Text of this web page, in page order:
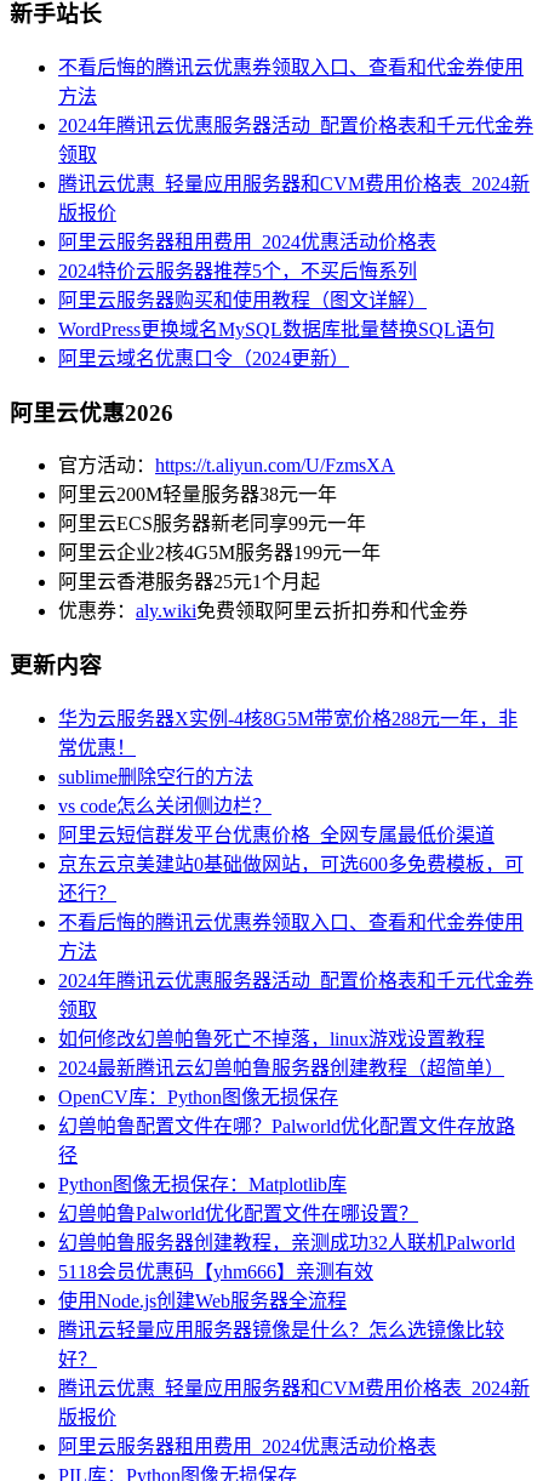
新手站长
不看后悔的腾讯云优惠券领取入口、查看和代金券使用
方法
2024年腾讯云优惠服务器活动_配置价格表和千元代金券
领取
腾讯云优惠_轻量应用服务器和CVM费用价格表_2024新
版报价
阿里云服务器租用费用_2024优惠活动价格表
2024特价云服务器推荐5个，不买后悔系列
阿里云服务器购买和使用教程（图文详解）
WordPress更换域名MySQL数据库批量替换SQL语句
阿里云域名优惠口令（2024更新）
阿里云优惠2026
官方活动： https://t.aliyun.com/U/FzmsXA
阿里云200M轻量服务器38元一年
阿里云ECS服务器新老同享99元一年
阿里云企业2核4G5M服务器199元一年
阿里云香港服务器25元1个月起
优惠券： aly.wiki免费领取阿里云折扣券和代金券
更新内容
华为云服务器X实例-4核8G5M带宽价格288元一年，非
常优惠！
sublime删除空行的方法
vs code怎么关闭侧边栏？
阿里云短信群发平台优惠价格_全网专属最低价渠道
京东云京美建站0基础做网站，可选600多免费模板，可
还行？
不看后悔的腾讯云优惠券领取入口、查看和代金券使用
方法
2024年腾讯云优惠服务器活动_配置价格表和千元代金券
领取
如何修改幻兽帕鲁死亡不掉落，linux游戏设置教程
2024最新腾讯云幻兽帕鲁服务器创建教程（超简单）
OpenCV库：Python图像无损保存
幻兽帕鲁配置文件在哪？Palworld优化配置文件存放路
径
Python图像无损保存：Matplotlib库
幻兽帕鲁Palworld优化配置文件在哪设置？
幻兽帕鲁服务器创建教程，亲测成功32人联机Palworld
5118会员优惠码【yhm666】亲测有效
使用Node.js创建Web服务器全流程
腾讯云轻量应用服务器镜像是什么？怎么选镜像比较
好？
腾讯云优惠_轻量应用服务器和CVM费用价格表_2024新
版报价
阿里云服务器租用费用_2024优惠活动价格表
PIL库：Python图像无损保存